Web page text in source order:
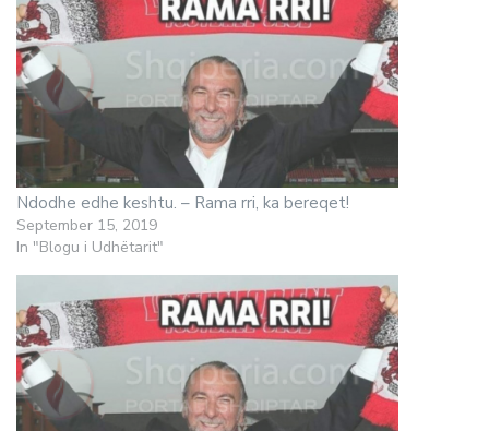
Ndodhe edhe keshtu. – Rama rri, ka bereqet!
September 15, 2019
In "Blogu i Udhëtarit"